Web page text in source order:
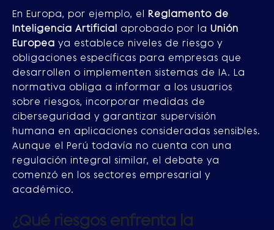
En Europa, por ejemplo, el Reglamento de
Inteligencia Artificial aprobado por la Unión
Europea ya establece niveles de riesgo y
obligaciones específicas para empresas que
desarrollen o implementen sistemas de IA. La
normativa obliga a informar a los usuarios
sobre riesgos, incorporar medidas de
ciberseguridad y garantizar supervisión
humana en aplicaciones consideradas sensibles.
Aunque el Perú todavía no cuenta con una
regulación integral similar, el debate ya
comenzó en los sectores empresarial y
académico.
¿Qué riesgos enfrenta la